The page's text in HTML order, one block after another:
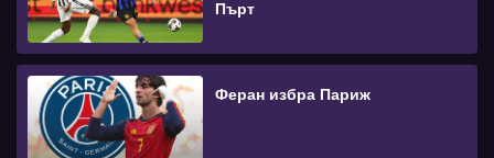
Пърт
Феран избра Париж